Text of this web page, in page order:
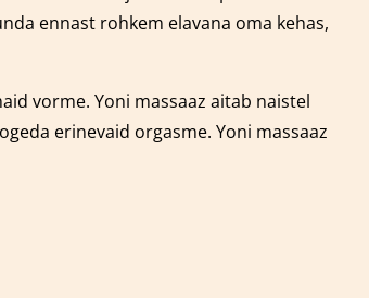
ennast rohkem elavana oma kehas,
vorme. Yoni massaaz aitab naistel
erinevaid orgasme. Yoni massaaz